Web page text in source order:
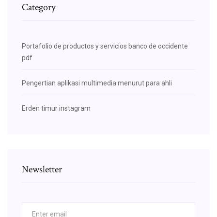
Category
Portafolio de productos y servicios banco de occidente
pdf
Pengertian aplikasi multimedia menurut para ahli
Erden timur instagram
Newsletter